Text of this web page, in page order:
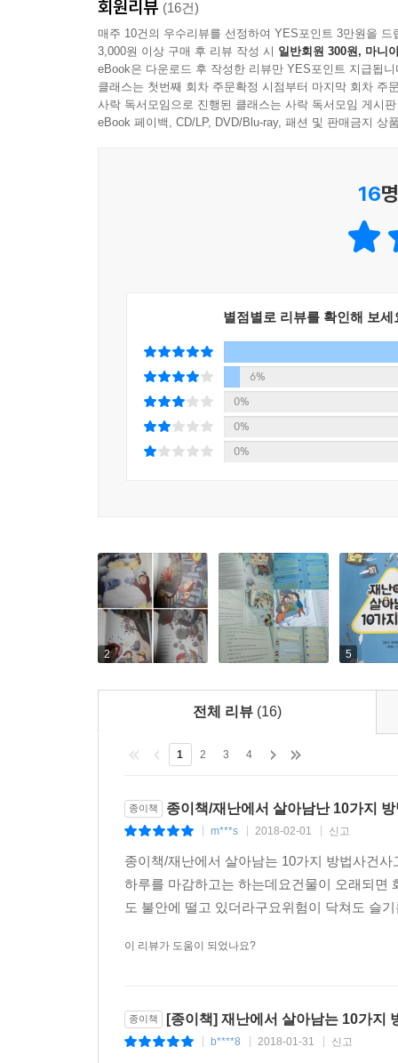
한 편의 동화가 끝나면 주인공들이 재난의 원인
지식들이 착착 정리된답니다.
재난을 경험할 수 있는 안전 체험관을 탐방해요
전국에 있는 안전 체험관들을 소개해요. 여러 재
가서 꼭 한번 경험해 보세요.
회원리뷰 (16건)
매주 10건의 우수리뷰를 선정하여 YES포인트 3만원을 드
3,000원 이상 구매 후 리뷰 작성 시 일반회원 300원, 마니
eBook은 다운로드 후 작성한 리뷰만 YES포인트 지급됩니
클래스는 첫번째 회차 주문확정 시점부터 마지막 회차 주
사락 독서모임으로 진행된 클래스는 사락 독서모임 게시
eBook 페이백, CD/LP, DVD/Blu-ray, 패션 및 판매금지 상
16
별점별로 리뷰를 확인해 보세
6%
0%
0%
0%
2 5
전체 리뷰 (16)
1 2 3 4
종이책 종이책/재난에서 살아남난 10가지 방
m***s 2018-02-01 신고
종이책/재난에서 살아남는 10가지 방법사건
하루를 마감하고는 하는데요건물이 오래되면
도 불안에 떨고 있더라구요위험이 닥쳐도 슬
이 리뷰가 도움이 되었나요?
종이책 [종이책] 재난에서 살아남는 10가지
b****8 2018-01-31 신고